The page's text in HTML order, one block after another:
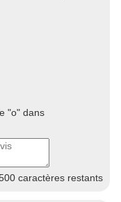
"o" dans
caractères restants